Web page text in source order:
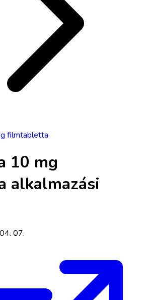
filmtabletta
10 mg
alkalmazási
07.